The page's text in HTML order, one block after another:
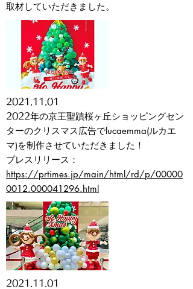
​取材していただきました。
2021
.11.01
2022年の京王聖蹟桜ヶ丘ショッピングセン
ターのクリスマス広告でlucaemma(ルカエ
マ)を制作させていただきました！
​プレスリリース：
https://prtimes.jp/main/html/rd/p/00000
0012.000041296.html
2021
.11.01